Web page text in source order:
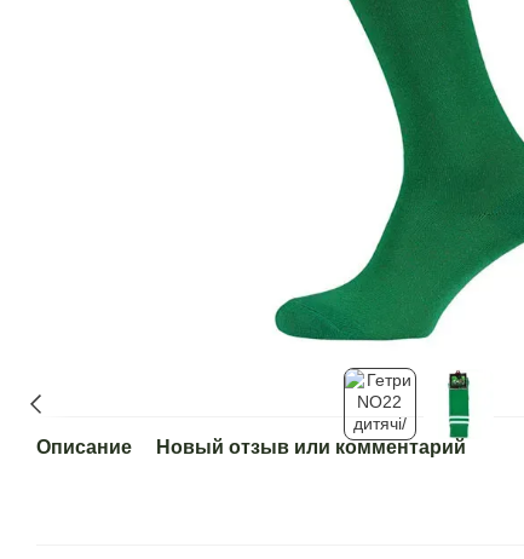
Описание Новый отзыв или комментарий